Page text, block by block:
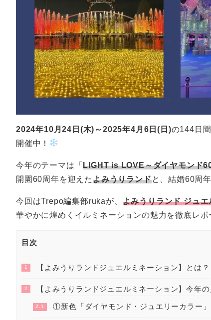
2024年10月24日(木)～2025年4月6日(日)の144日
開催中！
今年のテーマは「LIGHT is LOVE～ダイヤモンド
開園60周年を迎えたよみうりランドと、結婚60周
今回はTrepo編集部rukaが、 よみうりランド ジュ
華やかに煌めくイルミネーションの魅力を徹底レポ
目次
1 【よみうりランドジュエルミネーション】とは？
2 【よみうりランドジュエルミネーション】今年
2.1 ①新色「ダイヤモンド・ジュエリーカラー」